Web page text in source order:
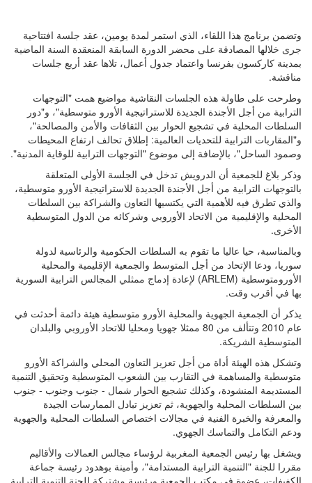
وتضمن برنامج هذا اللقاء، الذي استمر لمدة يومين، عقد جلسة افتتاحية
جرى خلالها المصادقة على محضر الدورة السابقة المنعقدة السنة الماضية
بمدينة كاركسون بفرنسا واعتماد جدول أعمال، تلاها عقد أربع جلسات
مناقشة.
وطرحت على طاولة هذه الجلسات النقاشية مواضيع همت "التوجهات
الترابية من أجل الأجندة الجديدة للاستراتيجية الأورو متوسطية"، و"دور
السلطات المحلية في تشجيع الحوار بين الثقافات والأمن والمصالحة"،
و"المقاربات الترابية للتحديات العالمية: إطلاق تحالف ارتفاع المحيطات
وصمود الساحل"، بالإضافة إلى موضوع "التوجهات الترابية للوقاية المدنية".
وذكر بلاغ للجمعية أن الدرويش تدخل في الجلسة الأولى المتعلقة
بالتوجهات الترابية من أجل الأجندة الجديدة للاستراتيجية الأورو متوسطية،
والذي تطرق فيه للأهمية التي يكتسيها التعاون والشراكة بين السلطات
المحلية والإقليمية من الاتحاد الأوروبي وشركائه من الدول المتوسطية
الأخرى.
وبالمناسبة، حيا عاليا ما تقوم به السلطات الحكومية والرئاسية لدولة
سوريا، ودعا الإتحاد من أجل المتوسط والجمعية الإقليمية والمحلية
الأورومتوسطية (ARLEM) لإعادة إدماج ممثلي المجالس الترابية السورية
بها في أقرب وقت.
يذكر أن الجمعية الجهوية والمحلية الأورو متوسطية هيئة دائمة أحدثت في
عام 2010 وتتألف من 80 ممثلا جهويا ومحليا للاتحاد الأوروبي والبلدان
المتوسطية الشريكة.
وتشكل هذه الهيئة أداة من أجل تعزيز التعاون المحلي والشراكة الأورو
متوسطية والمساهمة في التقارب بين الشعوب المتوسطية وتحقيق التنمية
المستديمة المنشودة، وكذلك تشجيع الحوار شمال - جنوب وجنوب - جنوب
بين السلطات المحلية والجهوية، ثم تعزيز تبادل الممارسات الجيدة
والمعرفة والخبرة الفنية في مجالات اختصاص السلطات المحلية والجهوية
ودعم التكامل والتماسك الجهوي.
ويشغل بها رئيس الجمعية المغربية لرؤساء مجالس العمالات والأقاليم
مقررا للجنة "التنمية الترابية المستدامة"، وأمينة بوهدود رئيسة جماعة
الكفيفات، عضوة في مكتب الجمعية ورئيسة مشتركة للجنة التنمية الترابية